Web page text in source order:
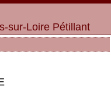
sur-Loire Pétillant